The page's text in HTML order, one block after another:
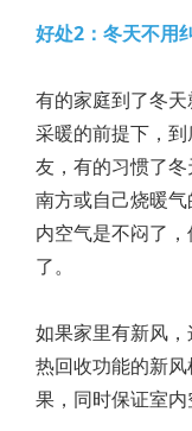
好处2：冬天不用
有的家庭到了冬
采暖的前提下，
友，有的习惯了
南方或自己烧暖
内空气是不闷了
了。
如果家里有新风
热回收功能的新
果，同时保证室内